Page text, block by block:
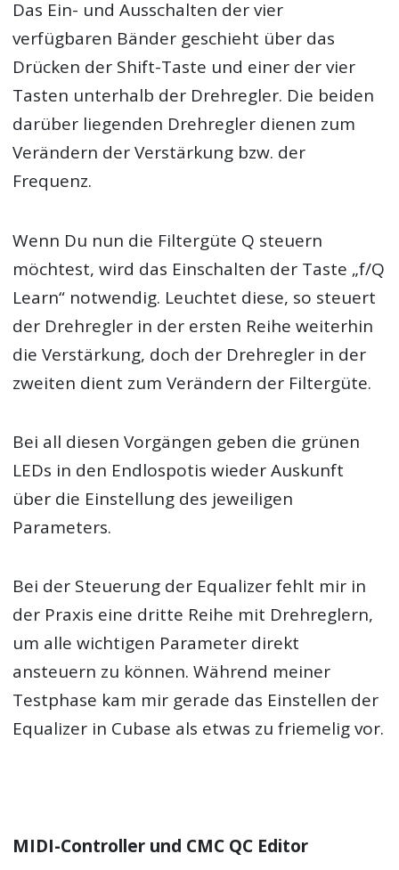
Das Ein- und Ausschalten der vier
verfügbaren Bänder geschieht über das
Drücken der Shift-Taste und einer der vier
Tasten unterhalb der Drehregler. Die beiden
darüber liegenden Drehregler dienen zum
Verändern der Verstärkung bzw. der
Frequenz.
Wenn Du nun die Filtergüte Q steuern
möchtest, wird das Einschalten der Taste „f/Q
Learn“ notwendig. Leuchtet diese, so steuert
der Drehregler in der ersten Reihe weiterhin
die Verstärkung, doch der Drehregler in der
zweiten dient zum Verändern der Filtergüte.
Bei all diesen Vorgängen geben die grünen
LEDs in den Endlospotis wieder Auskunft
über die Einstellung des jeweiligen
Parameters.
Bei der Steuerung der Equalizer fehlt mir in
der Praxis eine dritte Reihe mit Drehreglern,
um alle wichtigen Parameter direkt
ansteuern zu können. Während meiner
Testphase kam mir gerade das Einstellen der
Equalizer in Cubase als etwas zu friemelig vor.
MIDI-Controller und CMC QC Editor